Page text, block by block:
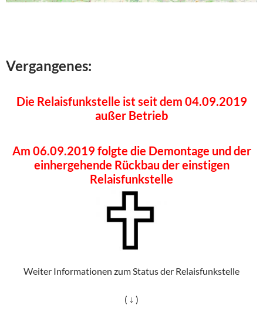
Vergangenes:
Die Relaisfunkstelle ist seit dem 04.09.2019
außer Betrieb
Am 06.09.2019 folgte die Demontage und der
einhergehende Rückbau der einstigen
Relaisfunkstelle
Weiter Informationen zum Status der Relaisfunkstelle
( ↓ )